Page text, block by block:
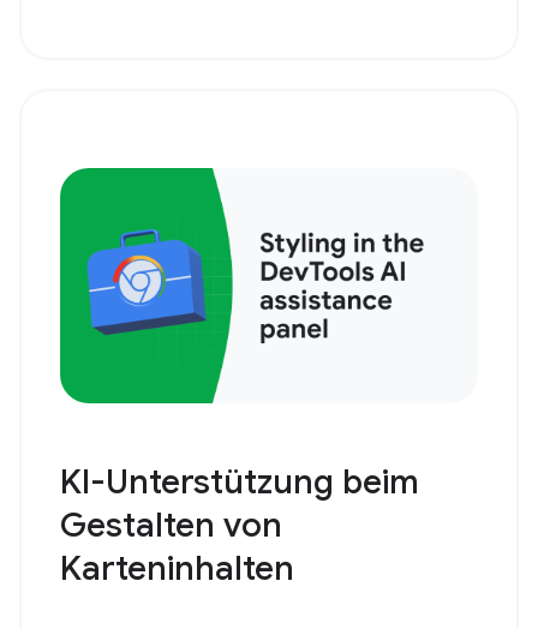
KI-Unterstützung beim
Gestalten von
Karteninhalten